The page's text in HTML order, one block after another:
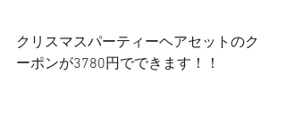
クリスマスパーティーヘアセットのク
ーポンが3780円でできます！！